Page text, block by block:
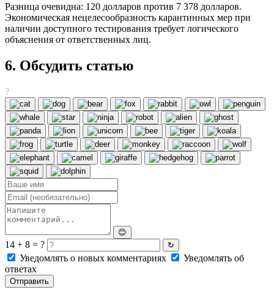
Разница очевидна: 120 долларов против 7 378 долларов.
Экономическая нецелесообразность карантинных мер при
наличии доступного тестирования требует логического
объяснения от ответственных лиц.
6. Обсудить статью
?
😊
14 + 8 = ? ↻
Уведомлять о новых комментариях
Уведомлять об
ответах
Отправить